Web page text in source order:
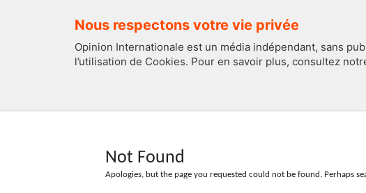
Nous respectons votre vie privée
Opinion Internationale est un média indépendant, sans
l’utilisation de Cookies. Pour en savoir plus, consultez
Not Found
Apologies, but the page you requested could not be found. Perhaps